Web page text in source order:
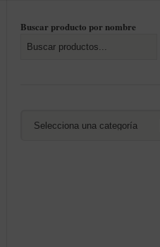
Buscar producto por nombre
una